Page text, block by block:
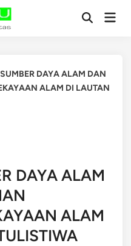
OpenMain
DAYA ALAM DAN
ALAM DI LAUTAN
DAYA ALAM
ALAM